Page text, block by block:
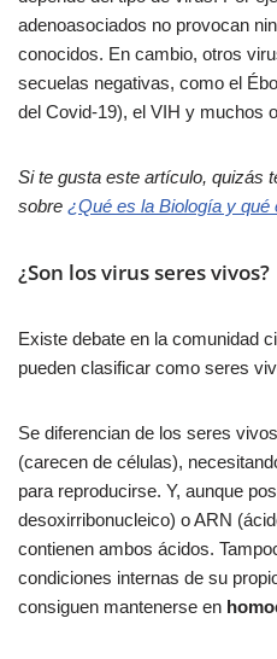
adenoasociados no provocan
conocidos. En cambio, otros
secuelas negativas, como el
del Covid-19), el VIH y muchos
Si te gusta este artículo, quizás
sobre ¿Qué es la Biología y qué
¿Son los virus seres vivos?
Existe debate en la comunidad
pueden clasificar como seres
Se diferencian de los seres
(carecen de células),
para reproducirse. Y, aunque
desoxirribonucleico) o ARN
contienen ambos ácidos.
condiciones internas de su
consiguen mantenerse en